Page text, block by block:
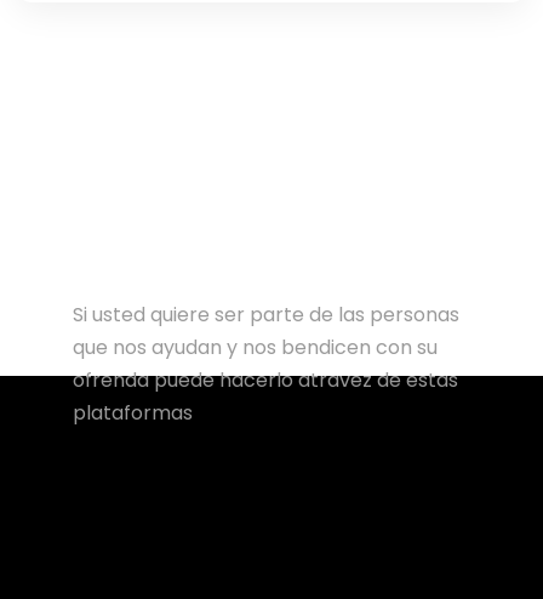
Si usted quiere ser parte de las personas
que nos ayudan y nos bendicen con su
ofrenda puede hacerlo atravez de estas
plataformas